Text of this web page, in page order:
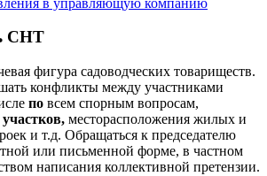
СНТ
фигура садоводческих товариществ.
конфликты между участниками
по всем спорным вопросам,
участков, месторасположения жилых и
и т.д. Обращаться к председателю
или письменной форме, в частном
написания коллективной претензии.